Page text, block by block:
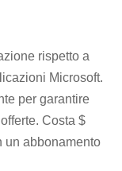
rispetto a
Microsoft.
per garantire
Costa $
un abbonamento